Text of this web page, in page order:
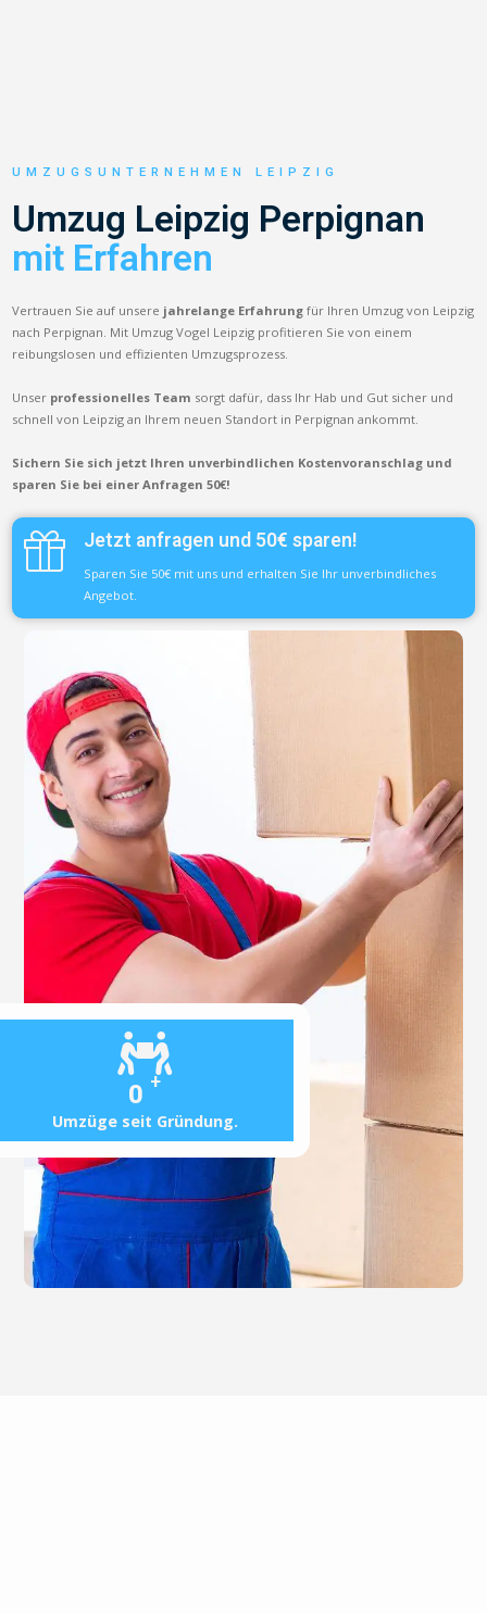
0 +
Umzüge seit Gründung.
UMZUGSUNTERNEHMEN LEIPZIG
Umzug Leipzig Perpignan
mit Erfahren
Vertrauen Sie auf unsere jahrelange Erfahrung für Ihren Umzug von Leipzig
nach Perpignan. Mit Umzug Vogel Leipzig profitieren Sie von einem
reibungslosen und effizienten Umzugsprozess.
Unser professionelles Team sorgt dafür, dass Ihr Hab und Gut sicher und
schnell von Leipzig an Ihrem neuen Standort in Perpignan ankommt.
Sichern Sie sich jetzt Ihren unverbindlichen Kostenvoranschlag und
sparen Sie bei einer Anfragen 50€!
Jetzt anfragen und 50€ sparen!
Sparen Sie 50€ mit uns und erhalten Sie Ihr unverbindliches
Angebot.